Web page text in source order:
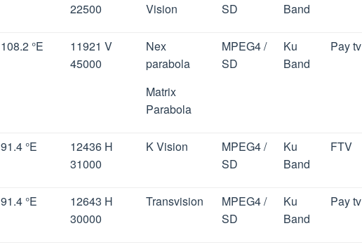
22500
Vision
SD
Band
108.2 °E
11921 V
45000
Nex
parabola
Matrix
Parabola
MPEG4 /
SD
Ku
Band
Pay tv
91.4 °E
12436 H
31000
K Vision
MPEG4 /
SD
Ku
Band
FTV
91.4 °E
12643 H
30000
Transvision
MPEG4 /
SD
Ku
Band
Pay tv